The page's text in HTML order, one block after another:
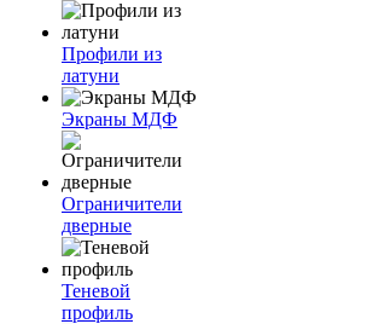
Профили из
латуни
Экраны МДФ
Ограничители
дверные
Теневой
профиль